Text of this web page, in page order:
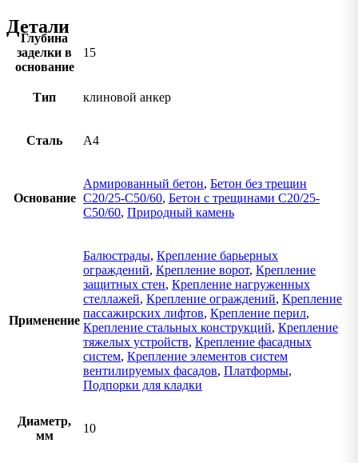
Детали
Глубина
заделки в
основание
15
Тип клиновой анкер
Сталь А4
Основание
Армированный бетон, Бетон без трещин
C20/25-C50/60, Бетон с трещинами C20/25-
C50/60, Природный камень
Применение
Балюстрады, Крепление барьерных
ограждений, Крепление ворот, Крепление
защитных стен, Крепление нагруженных
стеллажей, Крепление ограждений, Крепление
пассажирских лифтов, Крепление перил,
Крепление стальных конструкций, Крепление
тяжелых устройств, Крепление фасадных
систем, Крепление элементов систем
вентилируемых фасадов, Платформы,
Подпорки для кладки
Диаметр,
мм
10